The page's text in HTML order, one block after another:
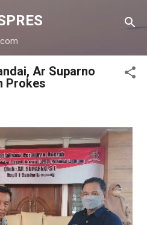
konten utama
Ar Suparno
Prokes